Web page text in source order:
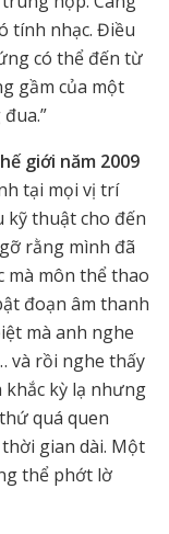
tính nhạc. Điều
có thể đến từ
gầm của một
giới năm 2009
tại mọi vị trí
kỹ thuật cho đến
rằng mình đã
mà môn thể thao
đoạn âm thanh
mà anh nghe
và rồi nghe thấy
khắc kỳ lạ nhưng
quá quen
gian dài. Một
thể phớt lờ